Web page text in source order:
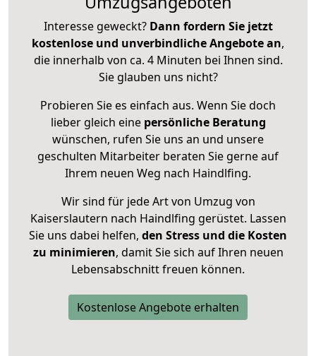
Interesse geweckt? Dann fordern Sie jetzt
kostenlose und unverbindliche Angebote an,
die innerhalb von ca. 4 Minuten bei Ihnen sind.
Sie glauben uns nicht?
Probieren Sie es einfach aus. Wenn Sie doch
lieber gleich eine persönliche Beratung
wünschen, rufen Sie uns an und unsere
geschulten Mitarbeiter beraten Sie gerne auf
Ihrem neuen Weg nach Haindlfing.
Wir sind für jede Art von Umzug von
Kaiserslautern nach Haindlfing gerüstet. Lassen
Sie uns dabei helfen, den Stress und die Kosten
zu minimieren, damit Sie sich auf Ihren neuen
Lebensabschnitt freuen können.
Kostenlose Angebote erhalten